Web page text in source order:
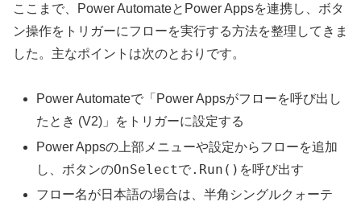
ここまで、Power AutomateとPower Appsを連携し、ボタ
ン操作をトリガーにフローを実行する方法を整理してきま
した。主なポイントは次のとおりです。
Power Automateで「Power Appsがフローを呼び出し
たとき (V2)」をトリガーに設定する
Power Appsの上部メニューや設定からフローを追加
し、ボタンのOnSelectで.Run() を呼び出す
フロー名が日本語の場合は、半角シングルクォーテ